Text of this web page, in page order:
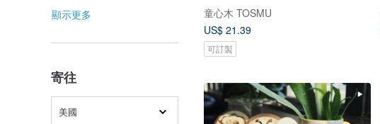
顯示更多
寄往
美國
童心木 TOSMU
US$ 21.39
可訂製